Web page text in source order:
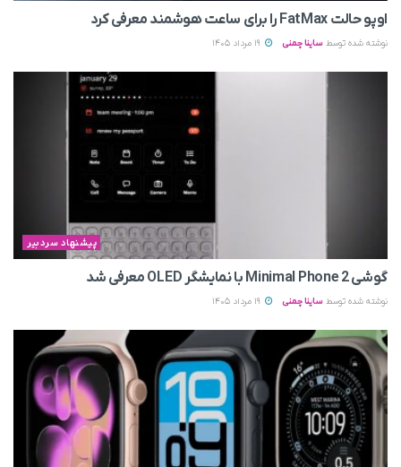
اوپو حالت FatMax را برای ساعت هوشمند معرفی کرد
نوشته شده توسط ساینا چمنی
پیشنهاد سردبیر
گوشی Minimal Phone 2 با نمایشگر OLED معرفی شد
نوشته شده توسط ساینا چمنی